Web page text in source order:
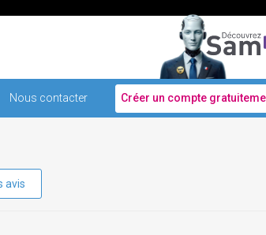
Nous contacter Créer un compte
avis